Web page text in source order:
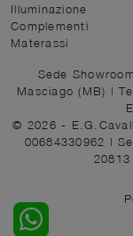
Illuminazione
Complementi
Materassi
Sede
Masciago (MB) |
© 2026 -
00684330962 |